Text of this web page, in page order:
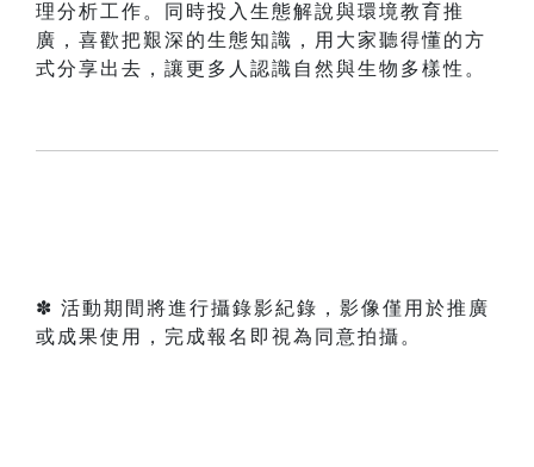
理分析工作。同時投入生態解說與環境教育推
廣，喜歡把艱深的生態知識，用大家聽得懂的方
式分享出去，讓更多人認識自然與生物多樣性。
✽ 活動期間將進行攝錄影紀錄，影像僅用於推廣
或成果使用，完成報名即視為同意拍攝。